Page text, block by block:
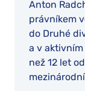
Anton
právníkem
do Druhé
a v aktivním
než 12 let